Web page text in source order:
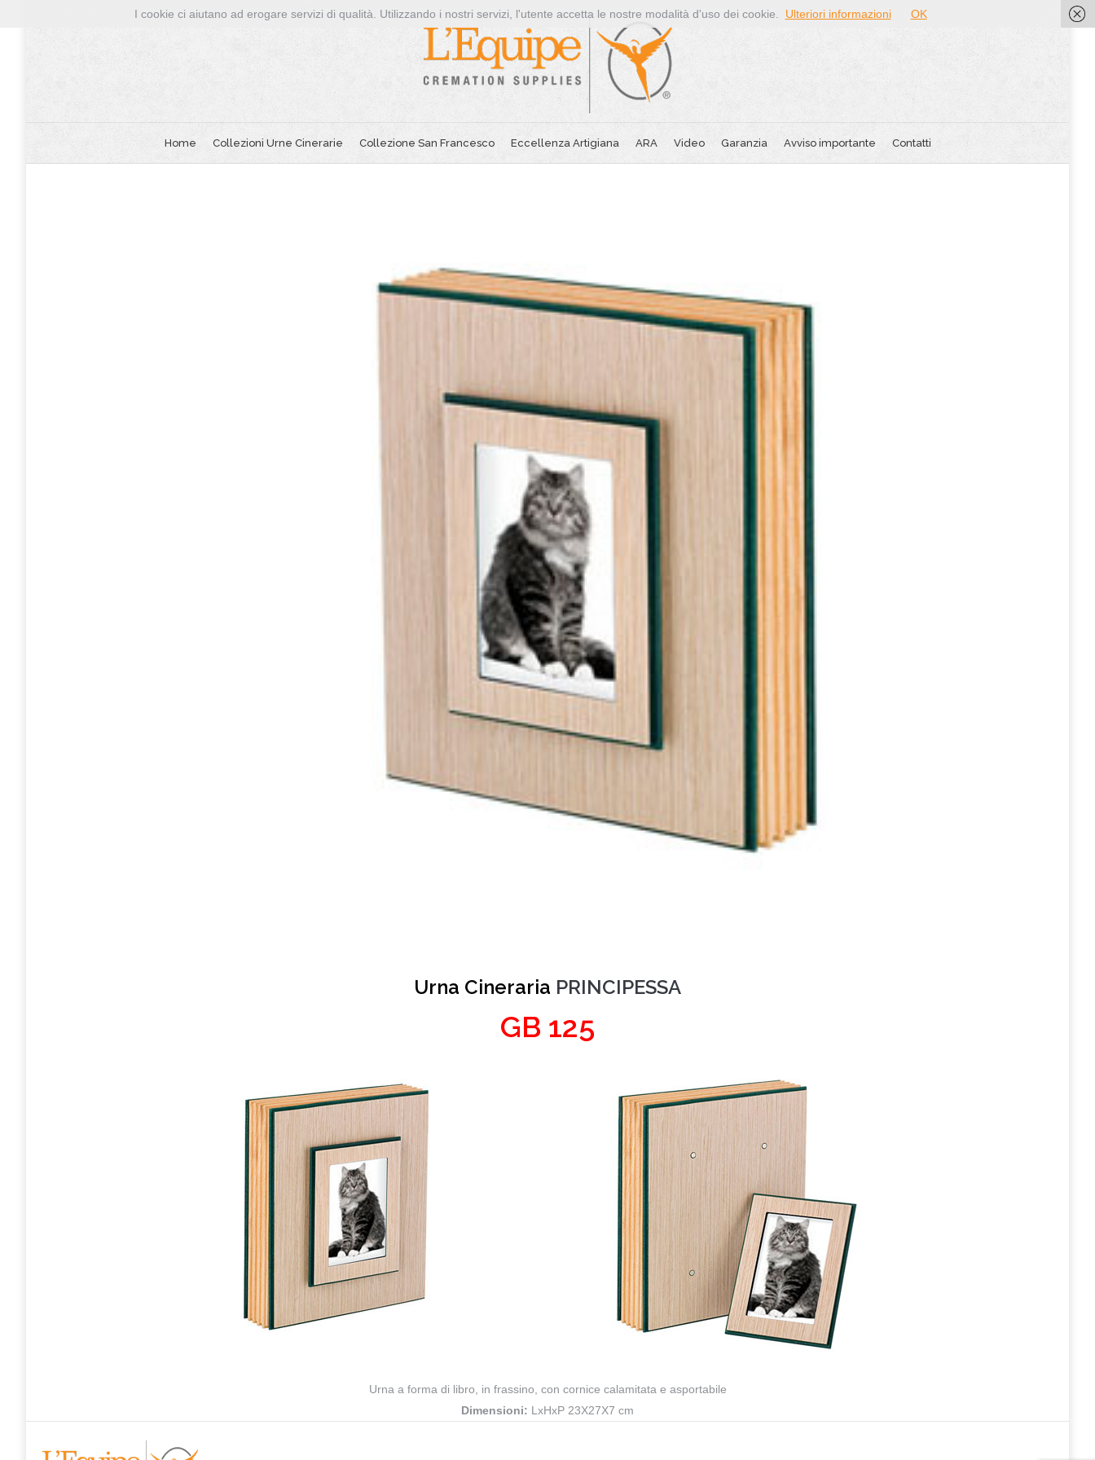
Home Collezioni Urne Cinerarie Collezione San Francesco Eccellenza Artigiana ARA Video Garanzia Avviso importante Contatti
Urna Cineraria PRINCIPESSA
GB 125
Urna a forma di libro, in frassino, con cornice calamitata e asportabile
Dimensioni: LxHxP 23X27X7 cm
I cookie ci aiutano ad erogare servizi di qualità. Utilizzando i nostri servizi, l'utente accetta le nostre modalità d'uso dei cookie. Ulteriori informazioni OK